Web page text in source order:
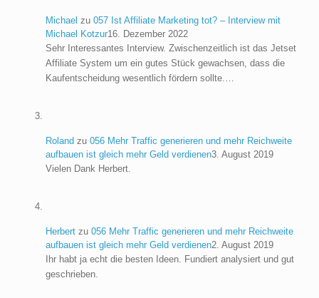
Michael zu 057 Ist Affiliate Marketing tot? – Interview mit
Michael Kotzur16. Dezember 2022
Sehr Interessantes Interview. Zwischenzeitlich ist das Jetset
Affiliate System um ein gutes Stück gewachsen, dass die
Kaufentscheidung wesentlich fördern sollte.…
Roland zu 056 Mehr Traffic generieren und mehr Reichweite
aufbauen ist gleich mehr Geld verdienen3. August 2019
Vielen Dank Herbert.
Herbert zu 056 Mehr Traffic generieren und mehr Reichweite
aufbauen ist gleich mehr Geld verdienen2. August 2019
Ihr habt ja echt die besten Ideen. Fundiert analysiert und gut
geschrieben.